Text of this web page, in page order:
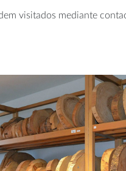
visitados mediante